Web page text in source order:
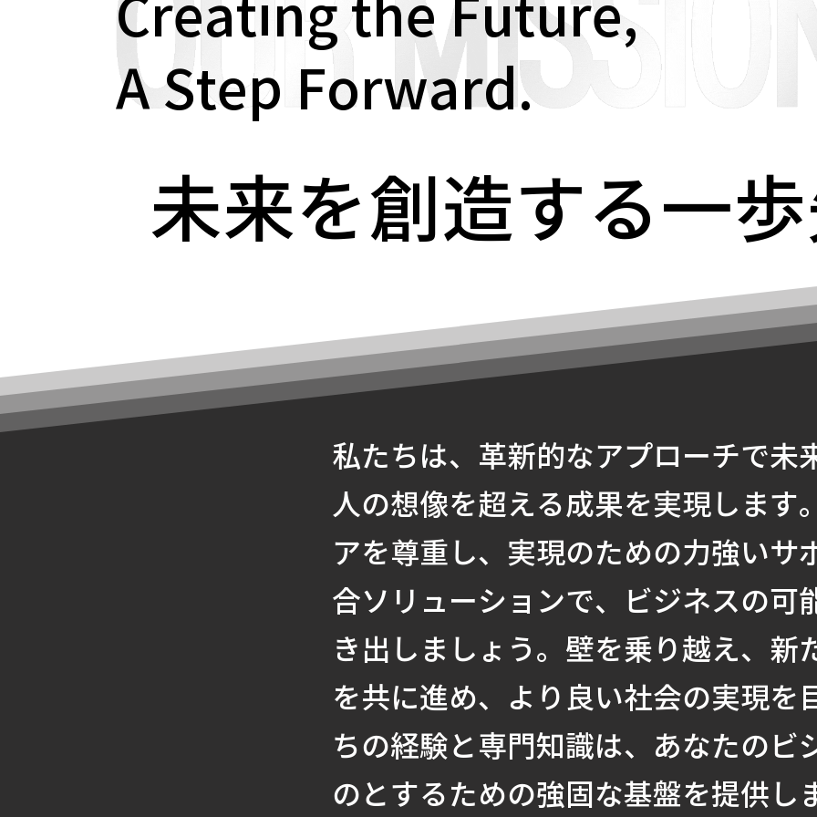
Creating the Future,
A Step Forward.
未来を創造する一
私たちは、革新的なアプローチで未
人の想像を超える成果を実現します
アを尊重し、実現のための力強いサ
合ソリューションで、ビジネスの可
き出しましょう。壁を乗り越え、新
を共に進め、より良い社会の実現を
ちの経験と専門知識は、あなたのビ
のとするための強固な基盤を提供し